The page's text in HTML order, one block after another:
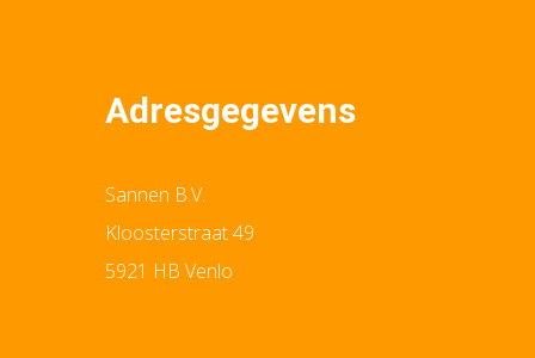
Adresgegevens
Sannen B.V.
Kloosterstraat 49
5921 HB Venlo